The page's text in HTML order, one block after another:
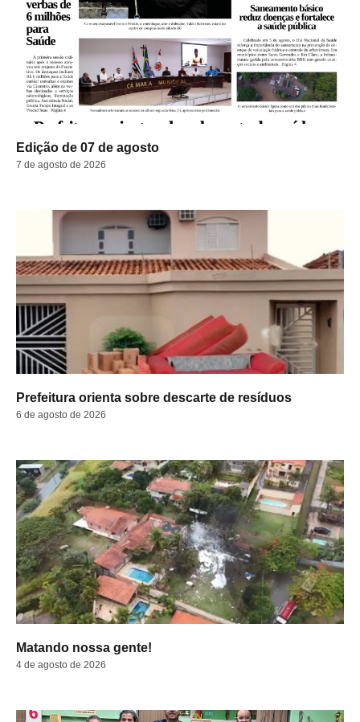
Edição de 07 de agosto
7 de agosto de 2026
Prefeitura orienta sobre descarte de resíduos
6 de agosto de 2026
Matando nossa gente!
4 de agosto de 2026